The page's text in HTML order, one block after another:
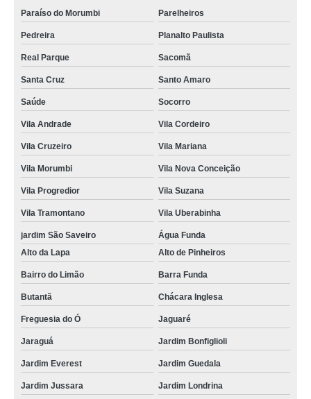
Paraíso do Morumbi Parelheiros
Pedreira Planalto Paulista
Real Parque Sacomã
Santa Cruz Santo Amaro
Saúde Socorro
Vila Andrade Vila Cordeiro
Vila Cruzeiro Vila Mariana
Vila Morumbi Vila Nova Conceição
Vila Progredior Vila Suzana
Vila Tramontano Vila Uberabinha
jardim São Saveiro
Água Funda
Alto da Lapa
Alto de Pinheiros
Bairro do Limão Barra Funda
Butantã Chácara Inglesa
Freguesia do Ó Jaguaré
Jaraguá Jardim Bonfiglioli
Jardim Everest Jardim Guedala
Jardim Jussara Jardim Londrina